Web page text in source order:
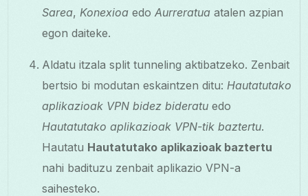
Sarea, Konexioa edoAurreratua atalen azpian
egon daiteke.
Aldatu itzala split tunneling aktibatzeko. Zenbait
bertsio bi modutan eskaintzen ditu: Hautatutako
aplikazioak VPN bidez bideratu edo
Hautatutako aplikazioak VPN-tik baztertu.
Hautatu Hautatutako aplikazioak baztertu
nahi badituzu zenbait aplikazio VPN-a
saihesteko.